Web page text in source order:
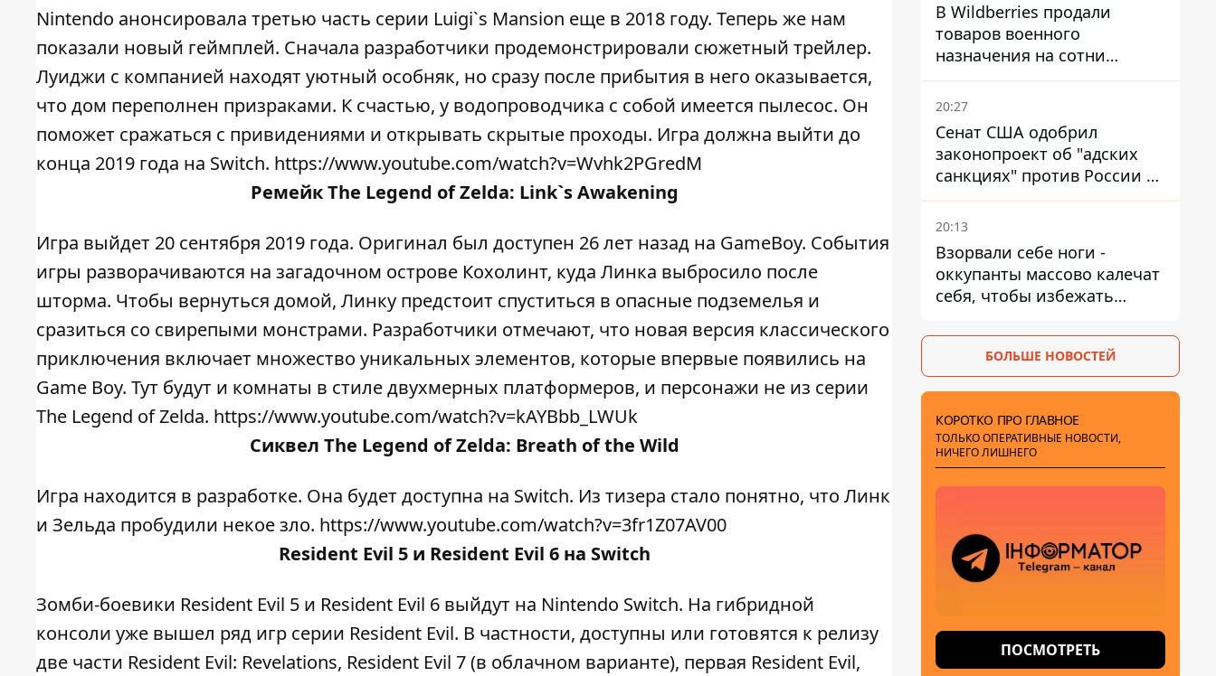
Nintendo анонсировала третью часть серии Luigi`s Mansion еще в 2018 году. Теперь же нам
показали новый геймплей. Сначала разработчики продемонстрировали сюжетный трейлер.
Луиджи с компанией находят уютный особняк, но сразу после прибытия в него оказывается,
что дом переполнен призраками. К счастью, у водопроводчика с собой имеется пылесос. Он
поможет сражаться с привидениями и открывать скрытые проходы. Игра должна выйти до
конца 2019 года на Switch. https://www.youtube.com/watch?v=Wvhk2PGredM
РемейкThe Legend of Zelda: Link`s Awakening
Игра выйдет 20 сентября 2019 года. Оригинал был доступен 26 лет назад на GameBoy. События
игры разворачиваются на загадочном острове Кохолинт, куда Линка выбросило после
шторма. Чтобы вернуться домой, Линку предстоит спуститься в опасные подземелья и
сразиться со свирепыми монстрами. Разработчики отмечают, что новая версия классического
приключения включает множество уникальных элементов, которые впервые появились на
Game Boy. Тут будут и комнаты в стиле двухмерных платформеров, и персонажи не из серии
The Legend of Zelda. https://www.youtube.com/watch?v=kAYBbb_LWUk
Сиквел The Legend of Zelda: Breath of the Wild
Игра находится в разработке. Она будет доступна на Switch. Из тизера стало понятно, что Линк
и Зельда пробудили некое зло. https://www.youtube.com/watch?v=3fr1Z07AV00
Resident Evil 5 и Resident Evil 6 на Switch
Зомби-боевики Resident Evil 5 и Resident Evil 6 выйдут на Nintendo Switch. На гибридной
консоли уже вышел ряд игр серии Resident Evil. В частности, доступны или готовятся к релизу
две части Resident Evil: Revelations, Resident Evil 7 (в облачном варианте), первая Resident Evil,
В Wildberries продали
товаров военного
назначения на сотни
миллионов, но удары ВСУ
изменили ситуацию
20:27
Сенат США одобрил
законопроект об "адских
санкциях" против России и
Ирана
20:13
Взорвали себе ноги -
оккупанты массово калечат
себя, чтобы избежать
БОЛЬШЕ НОВОСТЕЙ
КОРОТКО ПРО ГЛАВНОЕ
ТОЛЬКО ОПЕРАТИВНЫЕ НОВОСТИ,
НИЧЕГО ЛИШНЕГО
ПОСМОТРЕТЬ